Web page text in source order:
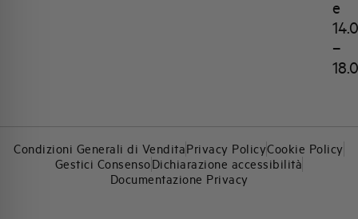
e
–
Condizioni Generali di VenditaPrivacy PolicyCookie Policy
Gestici ConsensoDichiarazione accessibilità
Documentazione Privacy